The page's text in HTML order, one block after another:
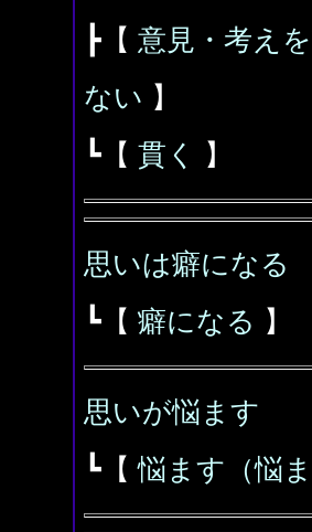
┣【 意見・考え
ない 】
┗【 貫く 】
思いは癖になる
┗【 癖になる 】
思いが悩ます
┗【悩ます（悩ま